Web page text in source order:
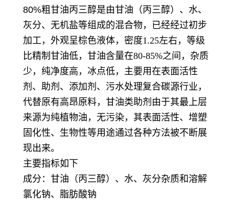
80%粗甘油丙三醇是由甘油（丙三醇）、水、
灰分、无机盐等组成的混合物，已经经过初步
加工，外观呈棕色液体，密度1.25左右，等级
比精制甘油低，甘油含量在80-85%之间，杂质
少，纯净度高，冰点低，主要用在表面活性
剂、助剂、添加剂、污水处理复合碳源行业，
代替原有高昂原料，甘油类助剂由于其最上层
来源为纯植物油， 无污染，其表面活性、增塑
固化性、生物性等用途通过各种方法被不断展
现出来。
主要指标如下
成分：甘油（丙三醇）、水、灰分杂质和溶解
氯化钠、脂肪酸钠